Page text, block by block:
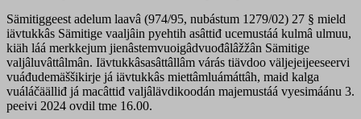
Sämitiggeest adelum laavâ (974/95, nubástum 1279/02) 27 § mield
iävtukkâs Sämitige vaaljâin pyehtih asâttiđ ucemustáá kulmâ ulmuu,
kiäh láá merkkejum jienâstemvuoigâdvuođâlâžžân Sämitige
valjâluvâttâlmân. Iävtukkâsasâttâllâm várás tiävdoo väljejeijeeseervi
vuáđudemäššikirje já iävtukkâs miettâmluámáttâh, maid kalga
vuáláčäälliđ já macâttiđ valjâlävdikoodán majemustáá vyesimáánu 3.
peeivi 2024 ovdil tme 16.00.